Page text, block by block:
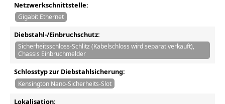
Netzwerkschnittstelle:
Gigabit Ethernet
Diebstahl-/Einbruchschutz:
Sicherheitsschloss-Schlitz (Kabelschloss wird separat verkauft),
Chassis Einbruchmelder
Schlosstyp zur Diebstahlsicherung:
Kensington Nano-Sicherheits-Slot
Lokalisation: